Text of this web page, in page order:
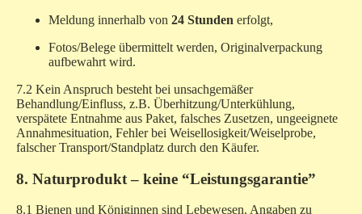
Meldung innerhalb von 24 Stunden erfolgt,
Fotos/Belege übermittelt werden, Originalverpackung
aufbewahrt wird.
7.2 Kein Anspruch besteht bei unsachgemäßer
Behandlung/Einfluss, z.B. Überhitzung/Unterkühlung,
verspätete Entnahme aus Paket, falsches Zusetzen, ungeeignete
Annahmesituation, Fehler bei Weisellosigkeit/Weiselprobe,
falscher Transport/Standplatz durch den Käufer.
8. Naturprodukt – keine “Leistungsgarantie”
8.1 Bienen und Königinnen sind Lebewesen. Angaben zu